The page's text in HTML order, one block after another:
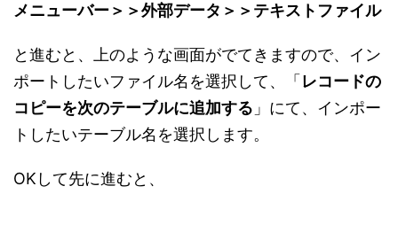
メニューバー＞＞外部データ＞＞テキストファイル
と進むと、上のような画面がでてきますので、イン
ポートしたいファイル名を選択して、「 レコードの
コピーを次のテーブルに追加する 」にて、インポー
トしたいテーブル名を選択します。
OKして先に進むと、